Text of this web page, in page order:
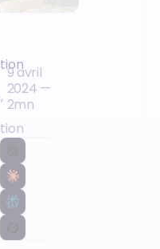
9 avril
2024 —
2mn